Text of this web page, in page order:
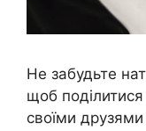
Не забудьте
щоб
своїми